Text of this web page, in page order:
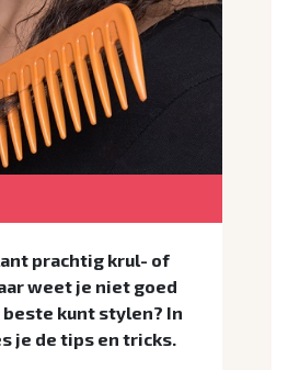
prachtig krul- of
weet je niet goed
kunt stylen? In
je de tips en tricks.